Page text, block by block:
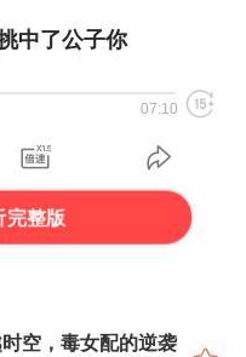
中了公子你
07:10
完整版
空，毒女配的逆袭